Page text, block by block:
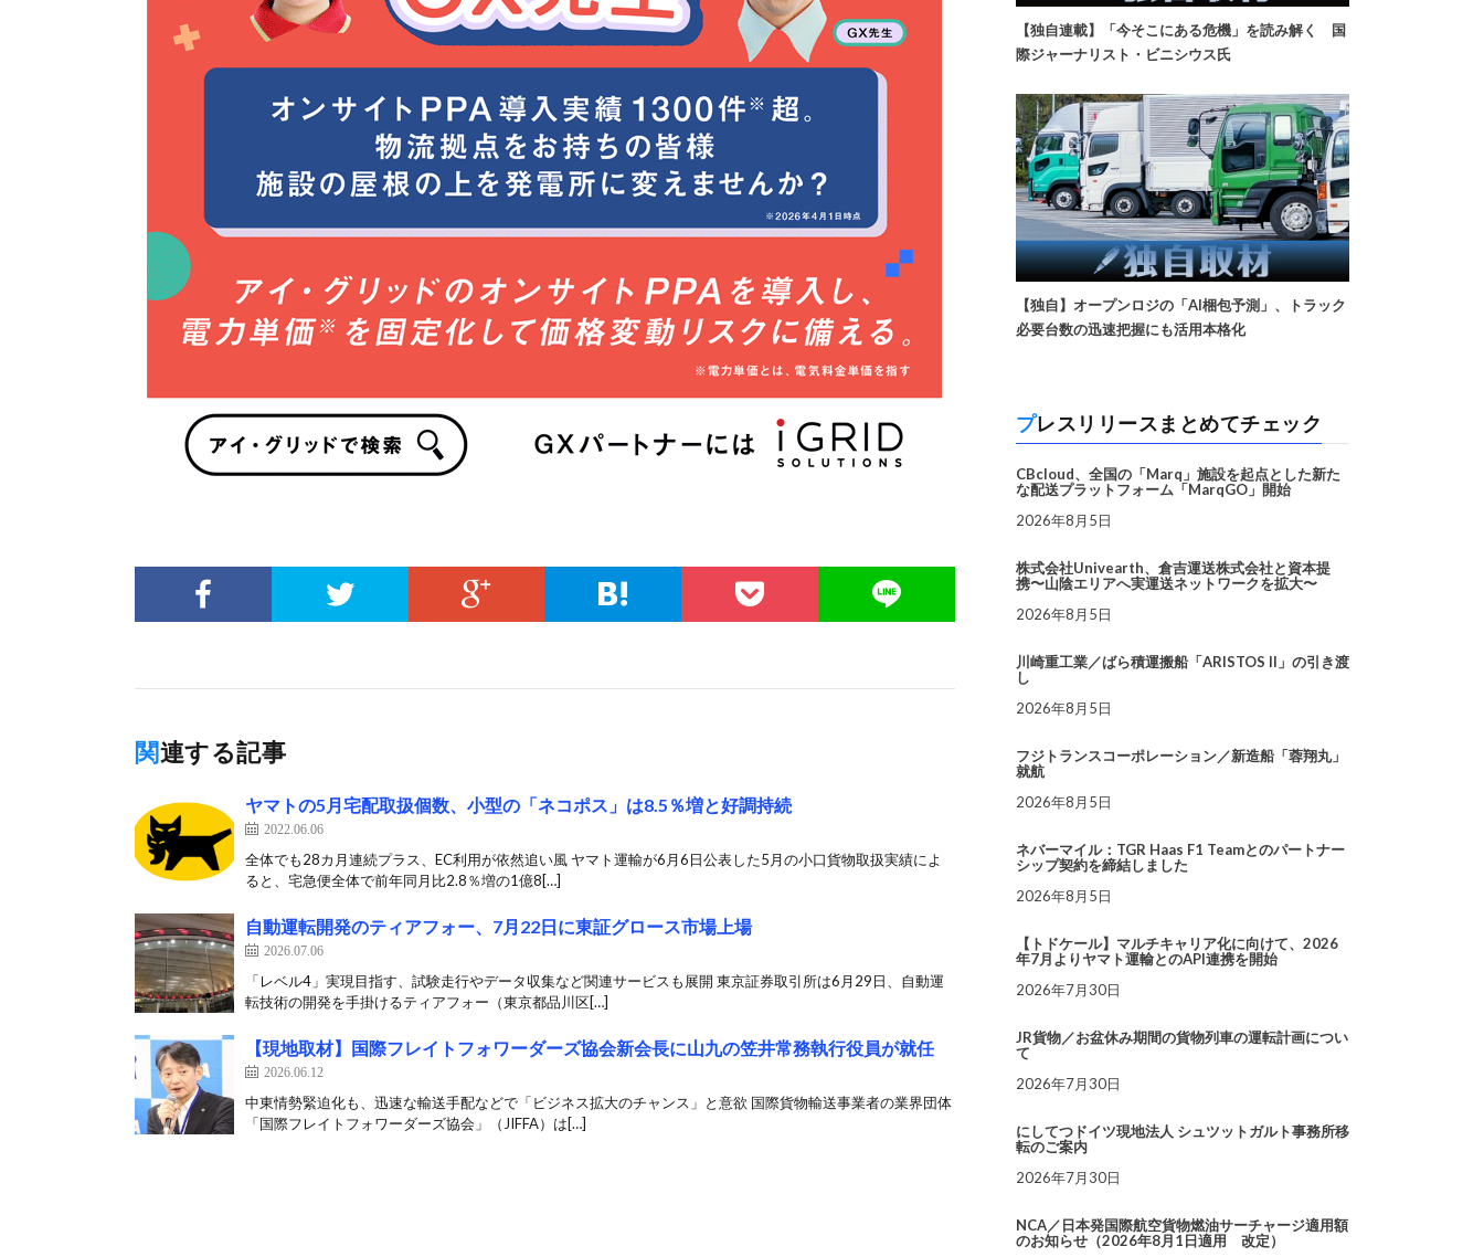
関連する記事
ヤマトの5月宅配取扱個数、小型の「ネコポス」は8.5％増と好調持続
2022.06.06
全体でも28カ月連続プラス、EC利用が依然追い風 ヤマト運輸が6月6日公表した5月の小口貨物取扱実績によ
ると、宅急便全体で前年同月比2.8％増の1億8[…]
自動運転開発のティアフォー、7月22日に東証グロース市場上場
2026.07.06
「レベル4」実現目指す、試験走行やデータ収集など関連サービスも展開 東京証券取引所は6月29日、自動運
転技術の開発を手掛けるティアフォー（東京都品川区[…]
【現地取材】国際フレイトフォワーダーズ協会新会長に山九の笠井常務執行役員が就任
2026.06.12
中東情勢緊迫化も、迅速な輸送手配などで「ビジネス拡大のチャンス」と意欲 国際貨物輸送事業者の業界団体
「国際フレイトフォワーダーズ協会」（JIFFA）は[…]
【独自連載】「今そこにある危機」を読み解く 国
際ジャーナリスト・ビニシウス氏
【独自】オープンロジの「AI梱包予測」、トラック
必要台数の迅速把握にも活用本格化
プレスリリースまとめてチェック
CBcloud、全国の「Marq」施設を起点とした新た
な配送プラットフォーム「MarqGO」開始
2026年8月5日
株式会社Univearth、倉吉運送株式会社と資本提
携〜山陰エリアへ実運送ネットワークを拡大〜
2026年8月5日
川崎重工業／ばら積運搬船「ARISTOS II」の引き渡
し
2026年8月5日
フジトランスコーポレーション／新造船「蓉翔丸」
就航
2026年8月5日
ネバーマイル：TGR Haas F1 Teamとのパートナー
シップ契約を締結しました
2026年8月5日
【トドケール】マルチキャリア化に向けて、2026
年7月よりヤマト運輸とのAPI連携を開始
2026年7月30日
JR貨物／お盆休み期間の貨物列車の運転計画につい
て
2026年7月30日
にしてつドイツ現地法人 シュツットガルト事務所移
転のご案内
2026年7月30日
NCA／日本発国際航空貨物燃油サーチャージ適用額
のお知らせ（2026年8月1日適用 改定）